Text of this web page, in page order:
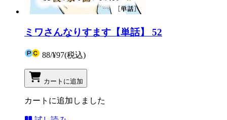
ミワさんなりすます【単話】 52
88/¥97(税込)
カートに追加
カートに追加しました